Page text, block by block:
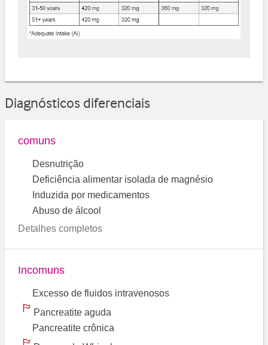
Diagnósticos diferenciais
comuns
Desnutrição
Deficiência alimentar isolada de magnésio
Induzida por medicamentos
Abuso de álcool
Detalhes completos
Incomuns
Excesso de fluidos intravenosos
Pancreatite aguda
Pancreatite crônica